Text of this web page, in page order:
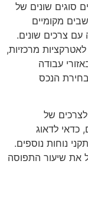
סוגים שונים של
מקומיים
עם צרכים שונים.
מרכזיות,
עבודה
הנכס
של
כדאי לדאוג
נוחות נוספים.
את שיעור התפוסה